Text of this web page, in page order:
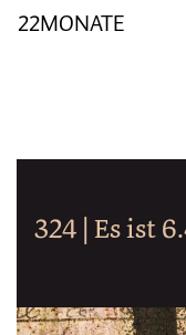
22MONATE
324 | Es ist